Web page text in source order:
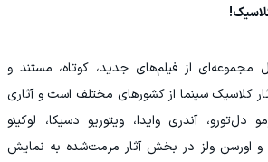
از فیلم‌های جدید، کوتاه، مستند و
کلاسیک سینما از کشورهای مختلف است و آثاری
دل‌تورو، آندری وایدا، ویتوریو دسیکا، لوکینو
و اورسن ولز در بخش آثار مرمت‌شده به نمایش